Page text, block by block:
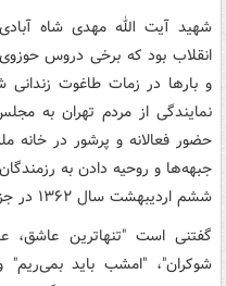
شهید آیت الله مهدی شاه
انقلاب بود که برخی دروس
و بارها در زمات طاغوت
نمایندگی از مردم تهران به
حضور فعالانه و پرشور در خانه
جبهه‌ها و روحیه دادن به
ششم اردیبهشت سال ۱۳۶۲ در جزیره مجنون به شهادت رسید.
گفتنی است "تنهاترین
شوکران"، "امشب باید بمی‌ریم"